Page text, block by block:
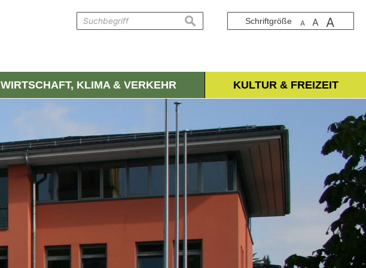
Schriftgröße A A A
suchen
WIRTSCHAFT, KLIMA & VERKEHR KULTUR & FREIZEIT